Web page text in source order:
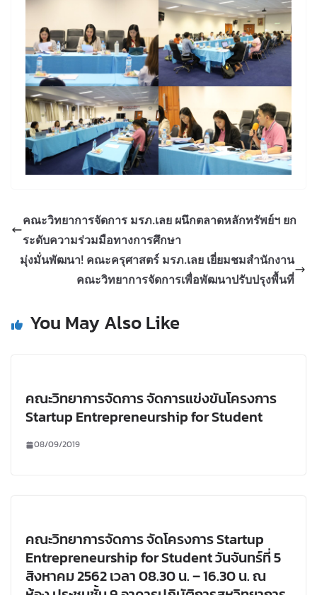
คณะวิทยาการจัดการ มรภ.เลย ผนึกตลาดหลักทรัพย์ฯ ยก
ระดับความร่วมมือทางการศึกษา
มุ่งมั่นพัฒนา! คณะครุศาสตร์ มรภ.เลย เยี่ยมชมสำนักงาน
คณะวิทยาการจัดการเพื่อพัฒนาปรับปรุงพื้นที่
You May Also Like
คณะวิทยาการจัดการ จัดการแข่งขันโครงการ
Startup Entrepreneurship for Student
08/09/2019
คณะวิทยาการจัดการ จัดโครงการ Startup
Entrepreneurship for Student วันจันทร์ที่ 5
สิงหาคม 2562 เวลา 08.30 น. – 16.30 น. ณ